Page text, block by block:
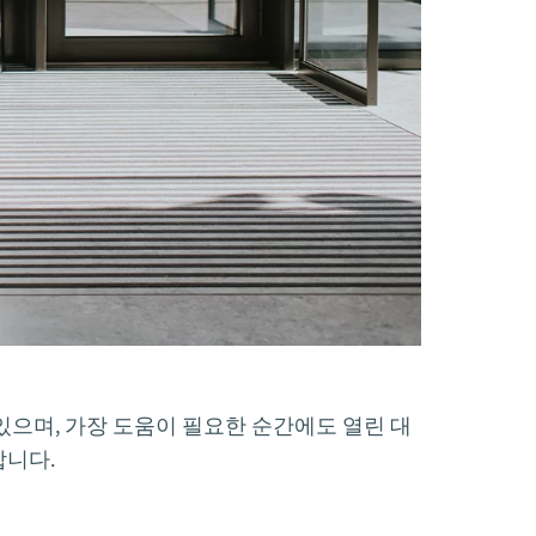
으며, 가장 도움이 필요한 순간에도 열린 대
니다.